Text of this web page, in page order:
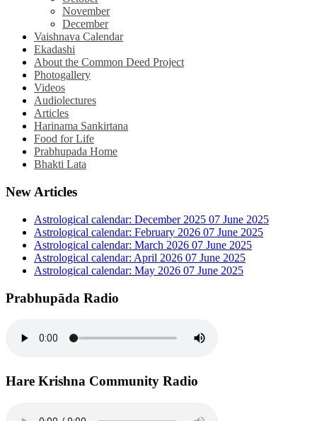
November
December
Vaishnava Calendar
Ekadashi
About the Common Deed Project
Photogallery
Videos
Audiolectures
Articles
Harinama Sankirtana
Food for Life
Prabhupada Home
Bhakti Lata
New Articles
Astrological calendar: December 2025 07 June 2025
Astrological calendar: February 2026 07 June 2025
Astrological calendar: March 2026 07 June 2025
Astrological calendar: April 2026 07 June 2025
Astrological calendar: May 2026 07 June 2025
Prabhupāda Radio
Hare Krishna Community Radio